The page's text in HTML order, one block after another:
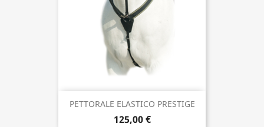
PETTORALE ELASTICO PRESTIGE
125,00 €